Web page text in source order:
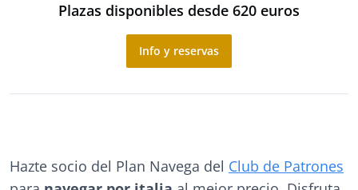
Plazas disponibles desde 620 euros
Info y reservas
Hazte socio del Plan Navega del Club de Patrones